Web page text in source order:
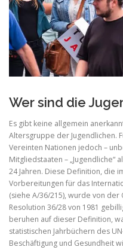
Wer sind die
Es gibt keine allgemein
Altersgruppe der Jugendlichen.
Vereinten Nationen jedoch –
Mitgliedstaaten – „Jugendliche“
24 Jahren. Diese Definition, die
Vorbereitungen für das
(siehe A/36/215), wurde von
Resolution 36/28 von 1981
beruhen auf dieser Definition,
statistischen Jahrbüchern des
Beschäftigung und Gesundheit